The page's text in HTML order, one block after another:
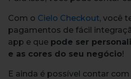
Com o Cielo Checkout, você
pagamentos de fácil
app e que pode ser
e as cores do seu negócio!
E ainda é possível contar